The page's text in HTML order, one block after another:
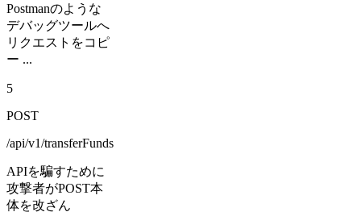
Postmanのような
デバッグツールへ
リクエストをコピ
ー ...
5
POST
/api/v1/transferFunds
APIを騙すために
攻撃者がPOST本
体を改ざん